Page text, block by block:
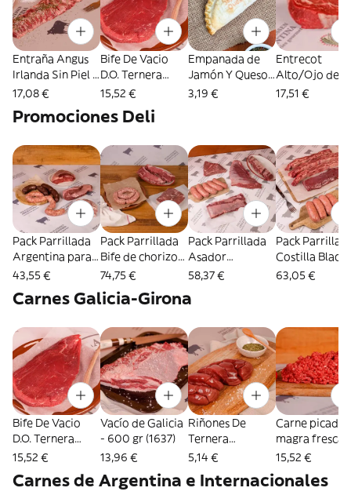
Entraña Angus
Irlanda Sin Piel -
600 Gr (1628)
17,08 €
Bife De Vacio
D.O. Ternera
Frisona - 600 gr
15,52 €
Empanada de
Jamón Y Queso
estilo Argentino
3,19 €
Entrecot
Alto/Ojo de
Novillito
17,51 €
Promociones Deli
Pack Parrillada
Argentina para
seis personas
43,55 €
Pack Parrillada
Bife de chorizo
para 6 personas
2,5KG (4089)
74,75 €
Pack Parrillada
Asador
profesional 6
(4087)
58,37 €
Pack
Costilla Black
Angus 2,5KG
63,05 €
Carnes Galicia-Girona
Bife De Vacio
D.O. Ternera
Frisona - 600 gr
15,52 €
Vacío de Galicia
- 600 gr (1637)
13,96 €
Riñones De
Ternera
Congelados -
5,14 €
Carne picada
magra fresca
día - 600 Gr
15,52 €
Carnes de Argentina e Internacionales